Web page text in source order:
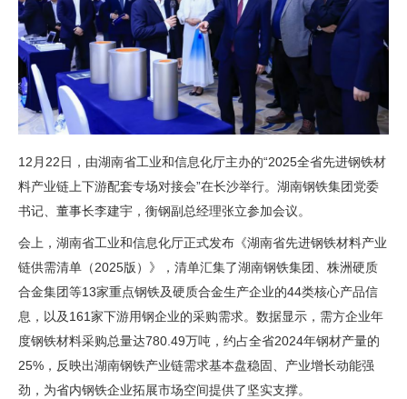
12 月 22 日，由湖南省工业和信息化厅主办的“2025全省先进钢铁材
料产业链上下游配套专场对接会”在长沙举行。湖南钢铁集团党委
书记、董事长李建宇，衡钢副总经理张立参加会议。
会上，湖南省工业和信息化厅正式发布《湖南省先进钢铁材料产业
链供需清单（2025版）》，清单汇集了湖南钢铁集团、株洲硬质
合金集团等13家重点钢铁及硬质合金生产企业的44类核心产品信
息，以及 161家下游用钢企业的采购需求。数据显示，需方企业年
度钢铁材料采购总量达780.49万吨，约占全省2024年钢材产量的
25% ，反映出湖南钢铁产业链需求基本盘稳固、产业增长动能强
劲，为省内钢铁企业拓展市场空间提供了坚实支撑。